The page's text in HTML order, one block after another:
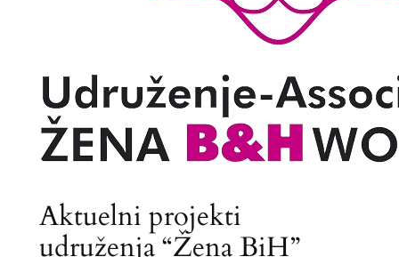
Aktuelni projekti
udruženja “Žena BiH”